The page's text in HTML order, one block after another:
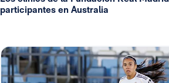
participantes en Australia